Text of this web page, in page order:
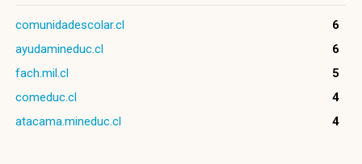
comunidadescolar.cl
6
ayudamineduc.cl
6
fach.mil.cl
5
comeduc.cl
4
atacama.mineduc.cl
4